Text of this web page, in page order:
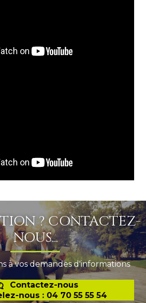
? CONTACTEZ-
NOUS...
à vos demandes d'informations
Contactez-nous
nous : 04 70 55 55 54